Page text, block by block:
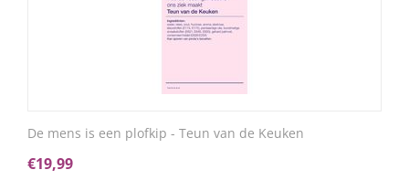
De mens is een plofkip - Teun van de Keuken
€19,99